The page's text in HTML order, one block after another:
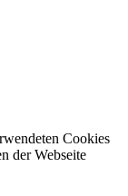
Cookies
der Webseite